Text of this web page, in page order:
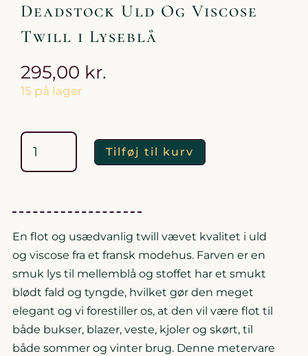
Deadstock Uld Og Viscose
Twill i Lyseblå
295,00 kr.
15 på lager
Deadstock
Uld
Og
Viscose
Twill
Lyseblå
antal Tilføj til kurv
En flot og usædvanlig twill vævet kvalitet i uld
og viscose fra et fransk modehus. Farven er en
smuk lys til mellemblå og stoffet har et smukt
blødt fald og tyngde, hvilket gør den meget
elegant og vi forestiller os, at den vil være flot til
både bukser, blazer, veste, kjoler og skørt, til
både sommer og vinter brug. Denne metervare